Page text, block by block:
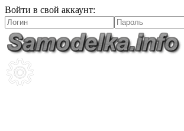
Войти в свой аккаунт: